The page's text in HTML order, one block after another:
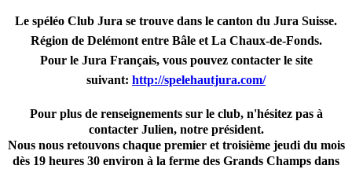
Le spéléo Club Jura se trouve dans le canton du Jura Suisse.
Région de Delémont entre Bâle et La Chaux-de-Fonds.
Pour le Jura Français, vous pouvez contacter le site
suivant: http://spelehautjura.com/
Pour plus de renseignements sur le club, n'hésitez pas à
contacter Julien, notre président.
Nous nous retouvons chaque premier et troisième jeudi du mois
dès 19 heures 30 environ à la ferme des Grands Champs dans